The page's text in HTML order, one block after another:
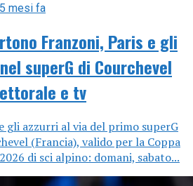
5 mesi fa
Franzoni, Paris e gli
superG di Courchevel
e tv
gli azzurri al via del primo superG
(Francia), valido per la Coppa
di sci alpino: domani, sabato...